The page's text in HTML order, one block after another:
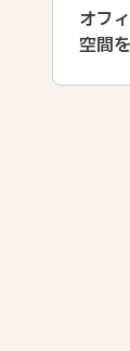
オフ
空間